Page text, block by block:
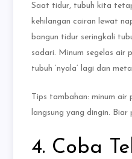
Saat tidur, tubuh kita
kehilangan cairan lewat
bangun tidur seringkali
sadari. Minum segelas air
tubuh ‘nyala’ lagi dan
Tips tambahan: minum
langsung yang dingin.
4. Coba